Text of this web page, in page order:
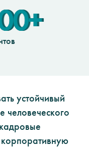
устойчивый
человеческого